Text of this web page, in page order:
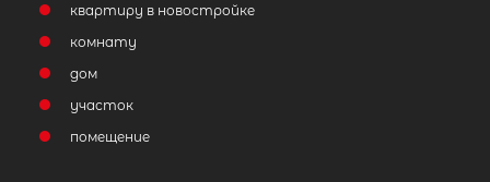
квартиру в новостройке
комнату
дом
участок
помещение